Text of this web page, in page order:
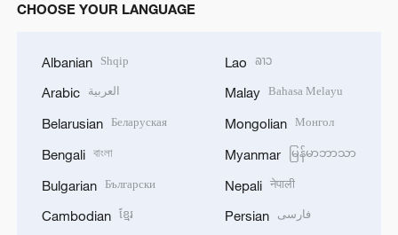
CHOOSE YOUR LANGUAGE
Albanian Shqip
Arabic العربية
Belarusian Беларуская
Bengali বাংলা
Bulgarian Български
Cambodian ខ្មែរ
Lao ລາວ
Malay Bahasa Melayu
Mongolian Монгол
Myanmar မြန်မာဘာသာ
Nepali नेपाली
Persian فارسی